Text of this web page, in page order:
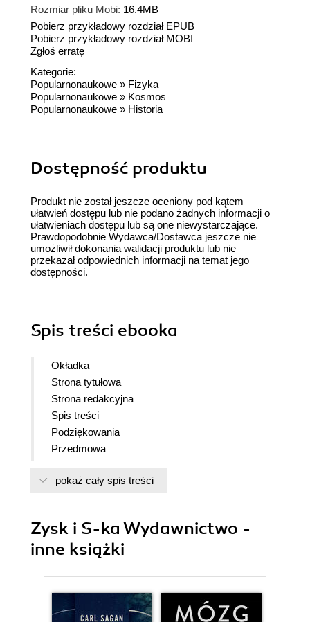
Rozmiar pliku Mobi: 16.4MB
Pobierz przykładowy rozdział EPUB
Pobierz przykładowy rozdział MOBI
Zgłoś erratę
Kategorie:
Popularnonaukowe » Fizyka
Popularnonaukowe » Kosmos
Popularnonaukowe » Historia
Dostępność produktu
Produkt nie został jeszcze oceniony pod kątem
ułatwień dostępu lub nie podano żadnych informacji o
ułatwieniach dostępu lub są one niewystarczające.
Prawdopodobnie Wydawca/Dostawca jeszcze nie
umożliwił dokonania walidacji produktu lub nie
przekazał odpowiednich informacji na temat jego
dostępności.
Spis treści ebooka
Okładka
Strona tytułowa
Strona redakcyjna
Spis treści
Podziękowania
Przedmowa
Nasz ewoluujący obraz wszechświata
Zasada względności
Zakrzywiona przestrzeń
Grawitacja kwantowa
pokaż cały spis treści
Zysk i S-ka Wydawnictwo -
inne książki